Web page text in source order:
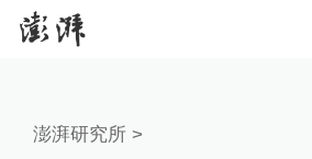
澎湃研究所>